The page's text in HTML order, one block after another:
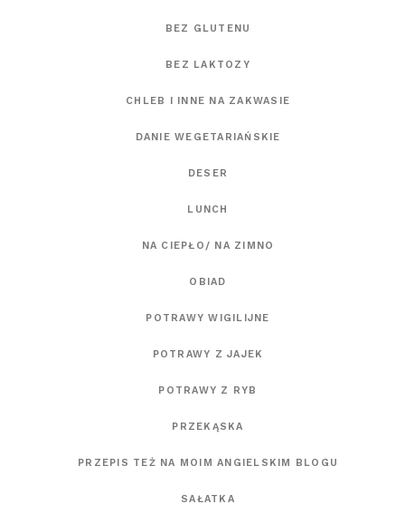
BEZ GLUTENU
BEZ LAKTOZY
CHLEB I INNE NA ZAKWASIE
DANIE WEGETARIAŃSKIE
DESER
LUNCH
NA CIEPŁO/ NA ZIMNO
OBIAD
POTRAWY WIGILIJNE
POTRAWY Z JAJEK
POTRAWY Z RYB
PRZEKĄSKA
PRZEPIS TEŻ NA MOIM ANGIELSKIM BLOGU
SAŁATKA